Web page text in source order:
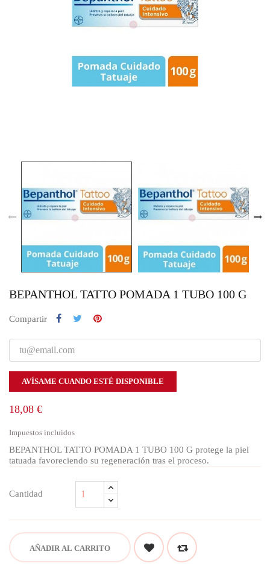
BEPANTHOL TATTO POMADA 1 TUBO 100 G
Compartir
AVÍSAME CUANDO ESTÉ DISPONIBLE
18,08 €
Impuestos incluidos
BEPANTHOL TATTO POMADA 1 TUBO 100 G protege la piel
tatuada favoreciendo su regeneración tras el proceso.
Cantidad
AÑADIR AL CARRITO